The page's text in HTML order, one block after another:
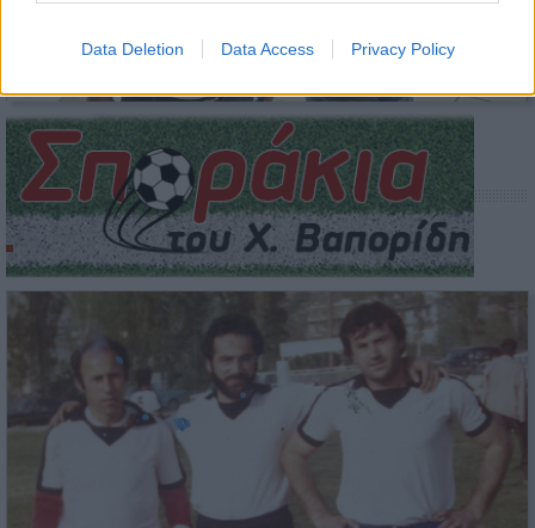
Data Deletion Data Access Privacy Policy